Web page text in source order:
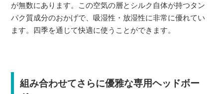
が無数にあります。この空気の層とシルク自体が持つタン
パク質成分のおかげで、吸湿性・放湿性に非常に優れてい
ます。四季を通じて快適に使うことができます。
組み合わせてさらに優雅な専用ヘッドボー